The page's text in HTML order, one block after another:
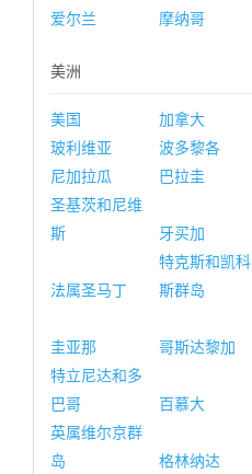
爱尔兰
摩纳哥
美洲
美国 加拿大
玻利维亚
波多黎各
尼加拉瓜
巴拉圭
圣基茨和尼维
斯
牙买加
法属圣马丁
特克斯和凯科
斯群岛
圭亚那 哥斯达黎加
特立尼达和多
巴哥
百慕大
英属维尔京群
岛
格林纳达